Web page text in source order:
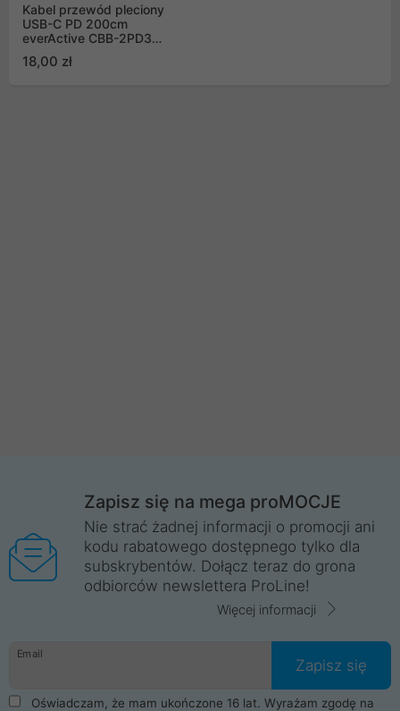
Kabel przewód pleciony
USB-C PD 200cm
everActive CBB-2PD3
obsługą szybkiego
18,00 zł
Zapisz się na mega proMOCJE
Nie strać żadnej informacji o promocji ani
kodu rabatowego dostępnego tylko dla
subskrybentów. Dołącz teraz do grona
odbiorców newslettera ProLine!
Więcej informacji
Email
Zapisz się
Oświadczam, że mam ukończone 16 lat. Wyrażam zgodę na